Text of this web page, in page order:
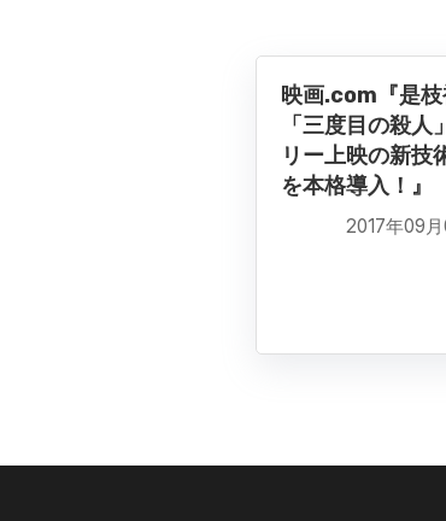
映画.com『是
「三度目の殺人
リー上映の新技
を本格導入！』
2017年09